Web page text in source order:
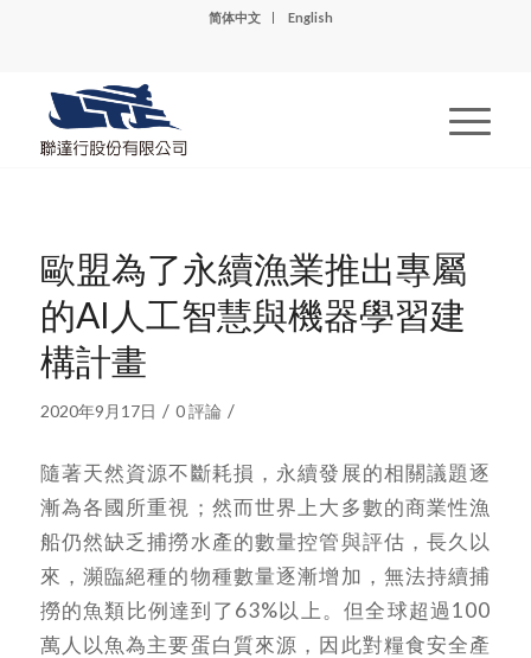
简体中文 English
歐盟為了永續漁業推出專屬
的AI人工智慧與機器學習建
構計畫
2020年9月17日 / 0 評論 /
隨著天然資源不斷耗損，永續發展的相關議題逐
漸為各國所重視；然而世界上大多數的商業性漁
船仍然缺乏捕撈水產的數量控管與評估，長久以
來，瀕臨絕種的物種數量逐漸增加，無法持續捕
撈的魚類比例達到了63%以上。但全球超過100
萬人以魚為主要蛋白質來源，因此對糧食安全產